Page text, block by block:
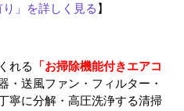
」を詳しく見る 】
れる
「お掃除機能付きエアコ
・送風ファン・フィルター・
寧に分解・高圧洗浄する清掃